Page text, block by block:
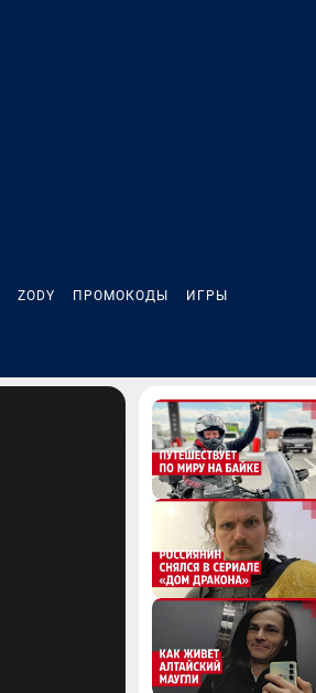
ZODY ПРОМОКОДЫ ИГРЫ